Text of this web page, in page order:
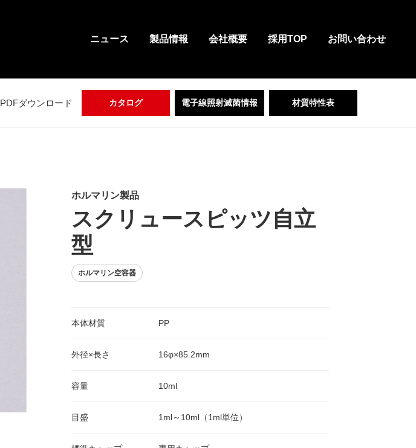
ニュース 製品情報 会社概要 採用TOP お問い合わせ
PDFダウンロード カタログ 電子線照射滅菌情報 材質特性表
ホルマリン製品
スクリュースピッツ自立
型
ホルマリン空容器
本体材質 PP
外径×長さ 16φ×85.2mm
容量 10ml
目盛 1ml～10ml（1ml単位）